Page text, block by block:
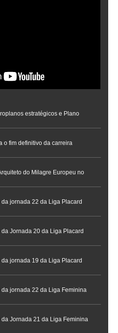
estratégicos e Plano
o fim definitivo da carreira
histórica na Cidade do
do Milagre Europeu no
jornada 22 da Liga Placard
Jornada 20 da Liga Placard
jornada 19 da Liga Placard
jornada 22 da Liga Feminina
Jornada 21 da Liga Feminina